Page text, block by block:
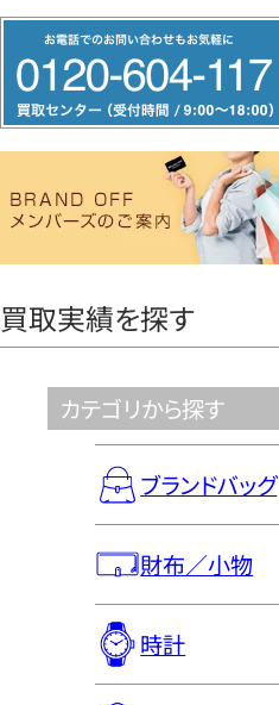
リ
ー
ヤ
買取実績を探す
カテゴリから探す
ブランドバッグ
財布／小物
時計